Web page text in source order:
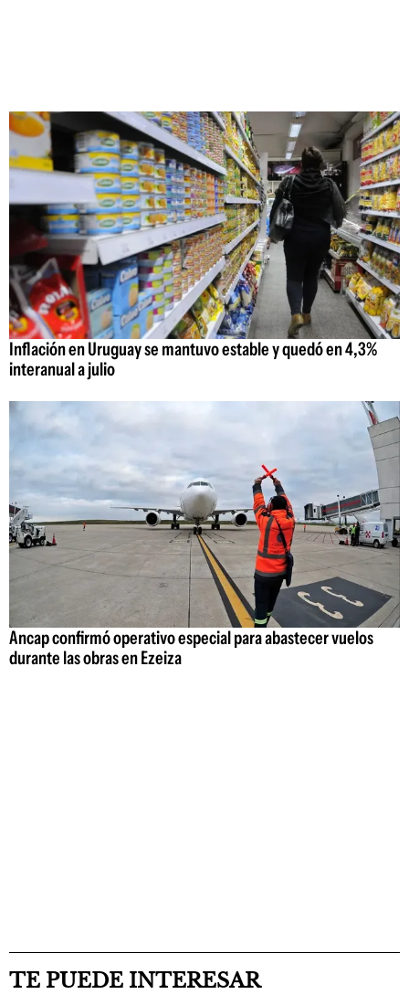
Inflación en Uruguay se mantuvo estable y quedó en 4,3%
interanual a julio
Ancap confirmó operativo especial para abastecer vuelos
durante las obras en Ezeiza
TE PUEDE INTERESAR